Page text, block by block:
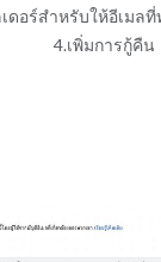
ดอร์สำหรับให้อีเมล
4.เพิ่มการกู้คืน